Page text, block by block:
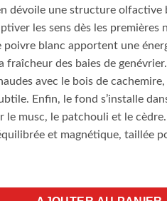
dévoile une structure olfactive
les sens dès les premières
poivre blanc apportent une
fraîcheur des baies de
avec le bois de
Enfin, le fond s’installe
le musc, le patchouli et le cèdre.
et magnétique, taillée
Guess Dare 200ml